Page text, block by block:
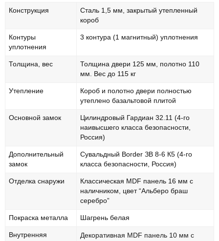
основе
Конструкция
Сталь 1,5 мм, закрытый утепленный
короб
Контуры
уплотнения
3 контура (1 магнитный) уплотнения
Толщина, вес
Толщина двери 125 мм, полотно 110
мм. Вес до 115 кг
Утепление
Короб и полотно двери полностью
утеплено базальтовой плитой
Основной замок
Цилиндровый Гардиан 32.11 (4-го
наивысшего класса безопасности,
Россия)
Дополнительный
замок
Сувальдный Border ЗВ 8-6 К5 (4-го
класса безопасности, Россия)
Отделка снаружи
Классическая MDF панель 16 мм с
наличником, цвет “Альберо браш
серебро”
Покраска металла Шагрень белая
Внутренняя
Декоративная MDF панель 10 мм с